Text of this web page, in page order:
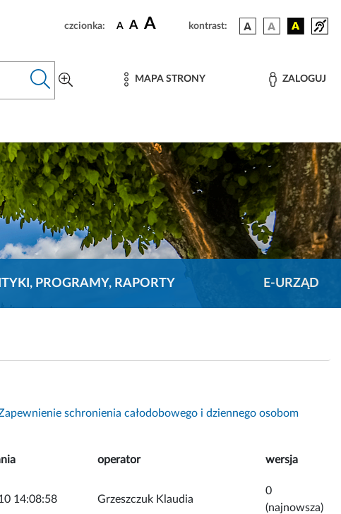
czcionka: A A A kontrast:
MAPA STRONY ZALOGUJ
PROGRAMY, RAPORTY E-URZĄD
schronienia całodobowego i dziennego osobom
operator wersja
14:08:58 Grzeszczuk Klaudia
0
(najnowsza)